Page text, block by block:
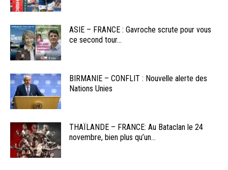
ASIE – FRANCE : Gavroche scrute pour vous
ce second tour...
BIRMANIE – CONFLIT : Nouvelle alerte des
Nations Unies
THAÏLANDE – FRANCE: Au Bataclan le 24
novembre, bien plus qu’un...